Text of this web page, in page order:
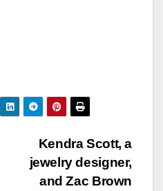
Kendra Scott, a
jewelry designer,
and Zac Brown